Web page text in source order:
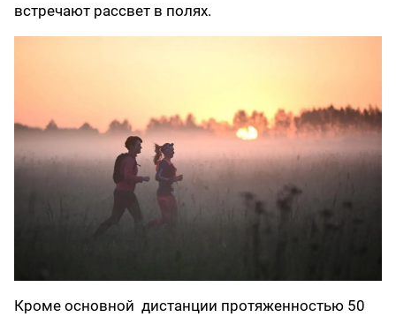
встречают рассвет в полях.
Кроме основной дистанции протяженностью 50